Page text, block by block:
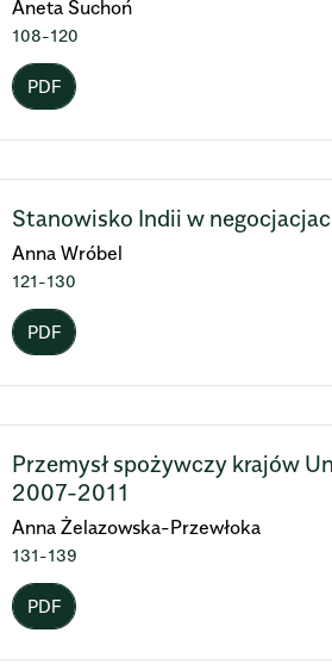
Aneta Suchoń
108-120
PDF
Stanowisko Indii w
Anna Wróbel
121-130
PDF
Przemysł spożywczy krajów
2007-2011
Anna Żelazowska-Przewłoka
131-139
PDF